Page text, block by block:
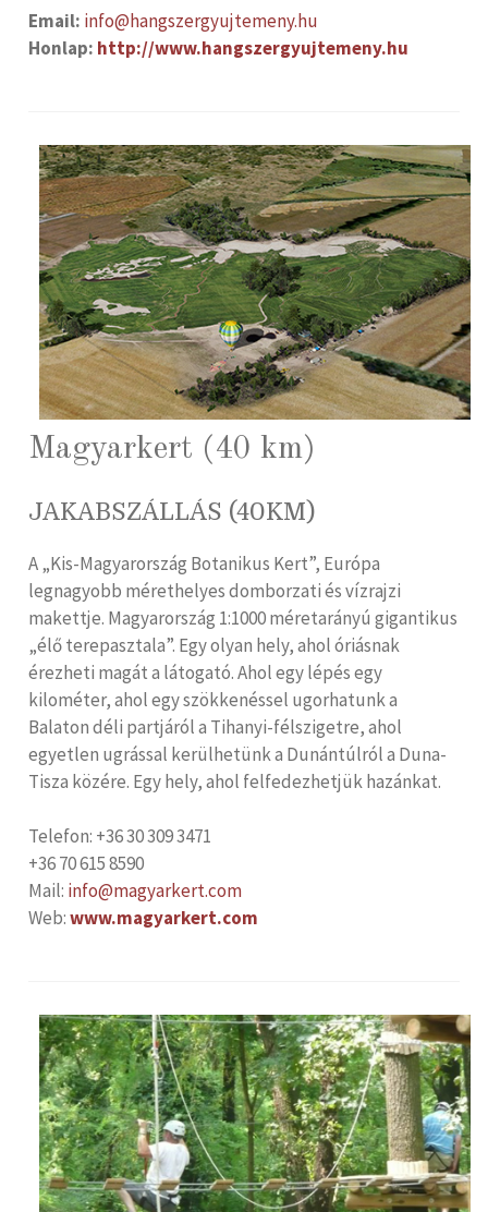
Email: info@hangszergyujtemeny.hu
Honlap: http://www.hangszergyujtemeny.hu
Magyarkert (40 km)
JAKABSZÁLLÁS (40KM)
A „Kis-Magyarország Botanikus Kert”, Európa
legnagyobb mérethelyes domborzati és vízrajzi
makettje. Magyarország 1:1000 méretarányú gigantikus
„élő terepasztala”. Egy olyan hely, ahol óriásnak
érezheti magát a látogató. Ahol egy lépés egy
kilométer, ahol egy szökkenéssel ugorhatunk a
Balaton déli partjáról a Tihanyi-félszigetre, ahol
egyetlen ugrással kerülhetünk a Dunántúlról a Duna-
Tisza közére. Egy hely, ahol felfedezhetjük hazánkat.
Telefon: +36 30 309 3471
+36 70 615 8590
Mail: info@magyarkert.com
Web:www.magyarkert.com